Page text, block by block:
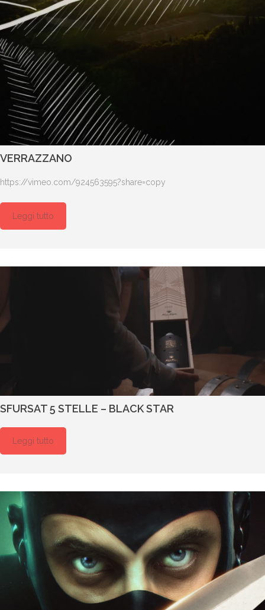
VERRAZZANO
https://vimeo.com/924563595?share=copy
Leggi tutto
SFURSAT 5 STELLE – BLACK STAR
Leggi tutto